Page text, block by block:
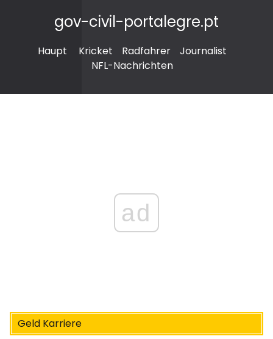
gov-civil-portalegre.pt
Haupt Kricket Radfahrer
Journalist
NFL-Nachrichten
ad
Geld Karriere